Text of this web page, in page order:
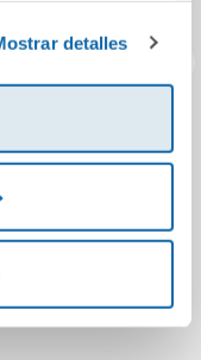
detalles
de los